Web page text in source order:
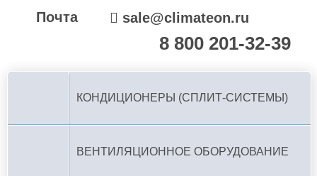
Почта sale@climateon.ru
8 800 201-32-39
КОНДИЦИОНЕРЫ (СПЛИТ-СИСТЕМЫ)
ВЕНТИЛЯЦИОННОЕ ОБОРУДОВАНИЕ